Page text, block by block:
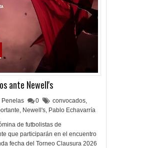
ante Newell's
Penelas 0 convocados,
, Newell's, Pablo Echavarría
de futbolistas de
que participarán en el encuentro
fecha del Torneo Clausura 2026